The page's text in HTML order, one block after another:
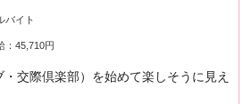
バイト
：45,710円
交際倶楽部）を始めて楽しそうに見え